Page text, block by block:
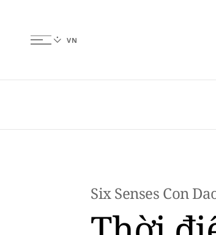
Six Senses Con